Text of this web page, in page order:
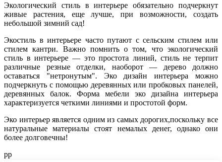
Экологический стиль в интерьере обязательно подчеркнут
живые растения, еще лучше, при возможности, создать
небольшой зимний сад!
Экостиль в интерьере часто путают с сельским стилем или
стилем кантри. Важно помнить о том, что экологический
стиль в интерьере — это простота линий, стиль не терпит
различные резные отделки, наоборот — дерево должно
оставаться "нетронутым". Эко дизайн интерьера можно
подчеркнуть с помощью деревянных или пробковых панелей,
деревянных балок. Форма мебели эко дизайна интерьера
характеризуется четкими линиями и простотой форм.
Эко интерьер является одним из самых дорогих,поскольку все
натуральные материалы стоят немалых денег, однако они
более долговечны!
рр